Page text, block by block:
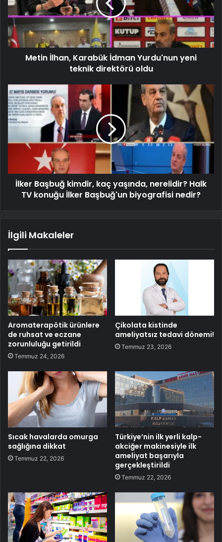
Metin İlhan, Karabük İdman Yurdu'nun yeni
teknik direktörü oldu
İlker Başbuğ kimdir, kaç yaşında, nerelidir? Halk
TV konuğu İlker Başbuğ'un biyografisi nedir?
İlgili Makaleler
Aromaterapötik ürünlere
de ruhsat ve eczane
zorunluluğu getirildi
Temmuz 24, 2026
Çikolata kistinde
ameliyatsız tedavi dönemi!
Temmuz 23, 2026
Sıcak havalarda omurga
sağlığına dikkat
Temmuz 22, 2026
Türkiye’nin ilk yerli kalp-
akciğer makinesiyle ilk
ameliyat başarıyla
gerçekleştirildi
Temmuz 22, 2026